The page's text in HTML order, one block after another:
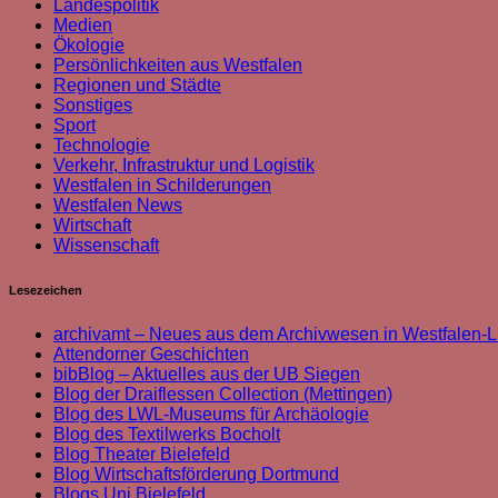
Landespolitik
Medien
Ökologie
Persönlichkeiten aus Westfalen
Regionen und Städte
Sonstiges
Sport
Technologie
Verkehr, Infrastruktur und Logistik
Westfalen in Schilderungen
Westfalen News
Wirtschaft
Wissenschaft
Lesezeichen
archivamt – Neues aus dem Archivwesen in Westfalen-
Attendorner Geschichten
bibBlog – Aktuelles aus der UB Siegen
Blog der Draiflessen Collection (Mettingen)
Blog des LWL-Museums für Archäologie
Blog des Textilwerks Bocholt
Blog Theater Bielefeld
Blog Wirtschaftsförderung Dortmund
Blogs Uni Bielefeld